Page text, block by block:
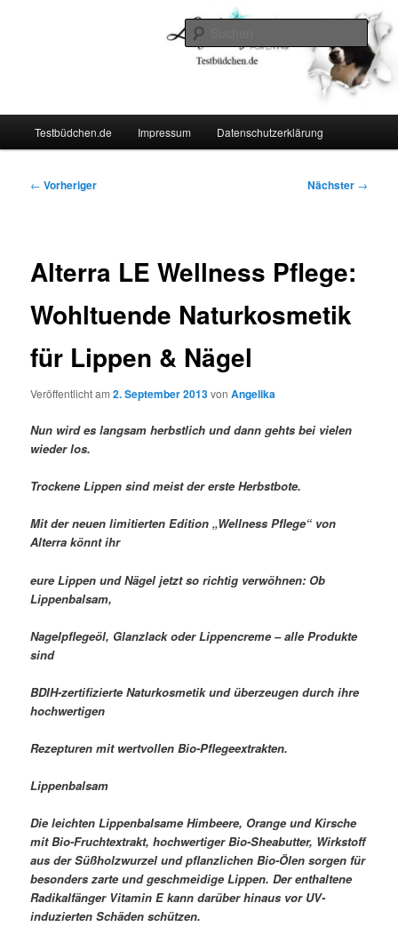
Testbüdchen.de Impressum Datenschutzerklärung
Beitragsnavigation
← Vorheriger Nächster →
Alterra LE Wellness Pflege:
Wohltuende Naturkosmetik
für Lippen & Nägel
Veröffentlicht am2. September 2013vonAngelika
Nun wird es langsam herbstlich und dann gehts bei vielen
wieder los.
Trockene Lippen sind meist der erste Herbstbote.
Mit der neuen limitierten Edition „Wellness Pflege“ von
Alterra könnt ihr
eure Lippen und Nägel jetzt so richtig verwöhnen: Ob
Lippenbalsam,
Nagelpflegeöl, Glanzlack oder Lippencreme – alle Produkte
sind
BDIH-zertifizierte Naturkosmetik und überzeugen durch ihre
hochwertigen
Rezepturen mit wertvollen Bio-Pflegeextrakten.
Lippenbalsam
Die leichten Lippenbalsame Himbeere, Orange und Kirsche
mit Bio-Fruchtextrakt, hochwertiger Bio-Sheabutter, Wirkstoff
aus der Süßholzwurzel und pflanzlichen Bio-Ölen sorgen für
besonders zarte und geschmeidige Lippen. Der enthaltene
Radikalfänger Vitamin E kann darüber hinaus vor UV-
induzierten Schäden schützen.